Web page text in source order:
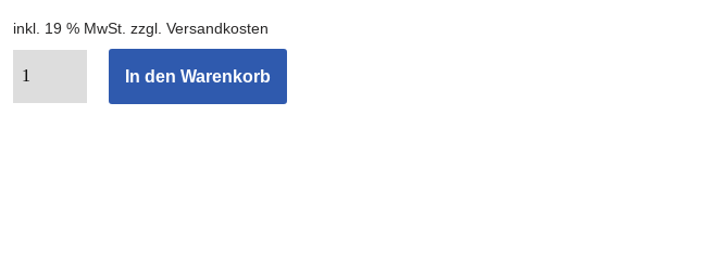
inkl. 19 % MwSt. zzgl. Versandkosten
In den Warenkorb